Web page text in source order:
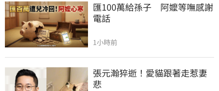
匯100萬給孫子　阿嬤等嘸感謝
電話
1小時前
張元瀚猝逝！愛貓跟著走惹妻
悲